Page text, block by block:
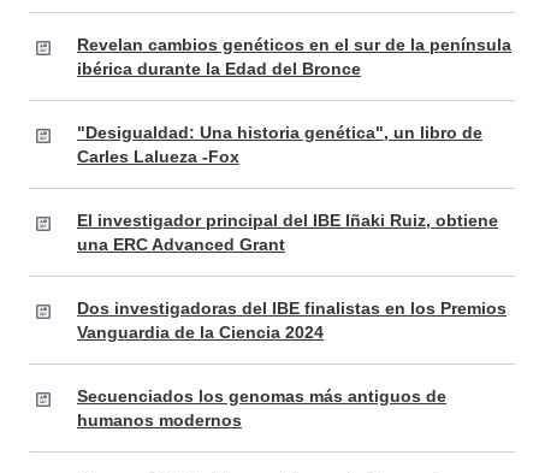
Revelan cambios genéticos en el sur de la península
ibérica durante la Edad del Bronce
"Desigualdad: Una historia genética", un libro de
Carles Lalueza -Fox
El investigador principal del IBE Iñaki Ruiz, obtiene
una ERC Advanced Grant
Dos investigadoras del IBE finalistas en los Premios
Vanguardia de la Ciencia 2024
Secuenciados los genomas más antiguos de
humanos modernos